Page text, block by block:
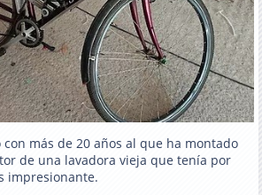
más de 20 años al que ha montado
de una lavadora vieja que tenía por
impresionante.